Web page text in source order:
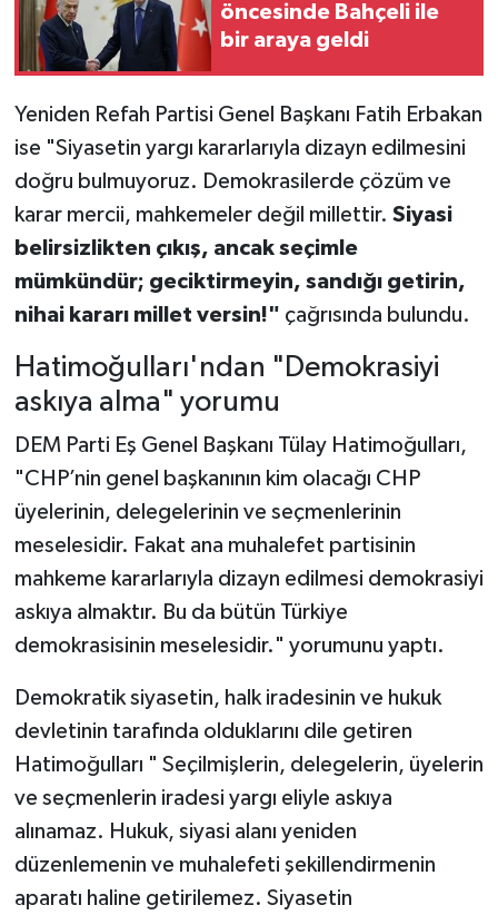
öncesinde Bahçeli ile
bir araya geldi
Yeniden Refah Partisi Genel Başkanı Fatih Erbakan
ise "Siyasetin yargı kararlarıyla dizayn edilmesini
doğru bulmuyoruz. Demokrasilerde çözüm ve
karar mercii, mahkemeler değil millettir. Siyasi
belirsizlikten çıkış, ancak seçimle
mümkündür; geciktirmeyin, sandığı getirin,
nihai kararı millet versin!" çağrısında bulundu.
Hatimoğulları'ndan "Demokrasiyi
askıya alma" yorumu
DEM Parti Eş Genel Başkanı Tülay Hatimoğulları,
"CHP’nin genel başkanının kim olacağı CHP
üyelerinin, delegelerinin ve seçmenlerinin
meselesidir. Fakat ana muhalefet partisinin
mahkeme kararlarıyla dizayn edilmesi demokrasiyi
askıya almaktır. Bu da bütün Türkiye
demokrasisinin meselesidir." yorumunu yaptı.
Demokratik siyasetin, halk iradesinin ve hukuk
devletinin tarafında olduklarını dile getiren
Hatimoğulları " Seçilmişlerin, delegelerin, üyelerin
ve seçmenlerin iradesi yargı eliyle askıya
alınamaz. Hukuk, siyasi alanı yeniden
düzenlemenin ve muhalefeti şekillendirmenin
aparatı haline getirilemez. Siyasetin